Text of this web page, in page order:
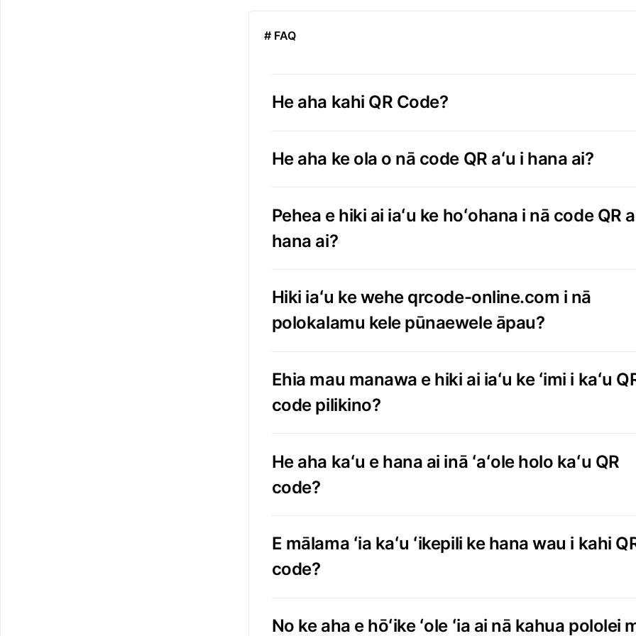
# FAQ
He aha kahi QR Code?
He aha ke ola o nā code QR aʻu i hana ai?
Pehea e hiki ai iaʻu ke hoʻohana i nā code QR
hana ai?
Hiki iaʻu ke wehe qrcode-online.com i nā
polokalamu kele pūnaewele āpau?
Ehia mau manawa e hiki ai iaʻu ke ʻimi i kaʻu
code pilikino?
He aha kaʻu e hana ai inā ʻaʻole holo kaʻu QR
code?
E mālama ʻia kaʻu ʻikepili ke hana wau i kahi
code?
No ke aha e hōʻike ʻole ʻia ai nā kahua pololei